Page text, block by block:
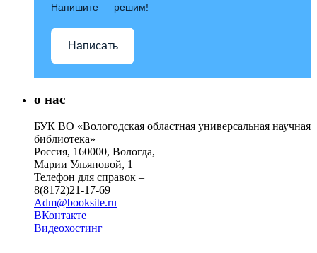
Напишите — решим!
Написать
о нас
БУК ВО «Вологодская областная универсальная научная
библиотека»
Россия, 160000, Вологда,
Марии Ульяновой, 1
Телефон для справок –
8(8172)21-17-69
Adm@booksite.ru
ВКонтакте
Видеохостинг